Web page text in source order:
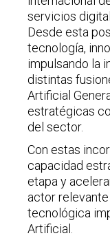
servicios
Desde esta
tecnología,
impulsando la
distintas
Artificial
estratégicas
del sector.
Con estas
capacidad
etapa y
actor
tecnológica
Artificial.